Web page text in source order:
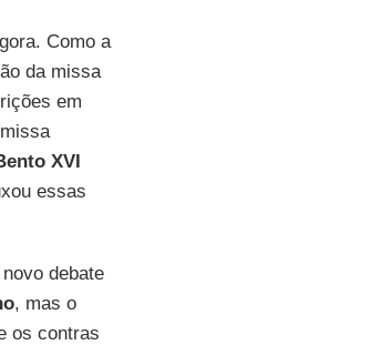
Como a
da missa
em
XVI
essas
debate
, mas o
os contras